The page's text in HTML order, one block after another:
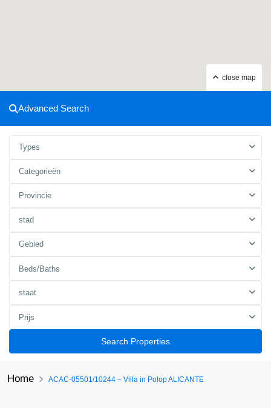
close map
Advanced Search
Types
Categorieën
Provincie
stad
Gebied
Beds/Baths
staat
Prijs
Search Properties
Home ACAC-05501/10244 – Villa in Polop ALICANTE